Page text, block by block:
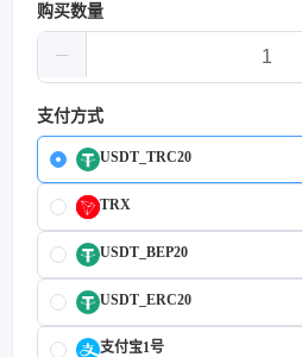
购买数量
支付方式
USDT_TRC20
TRX
USDT_BEP20
USDT_ERC20
支付宝1号